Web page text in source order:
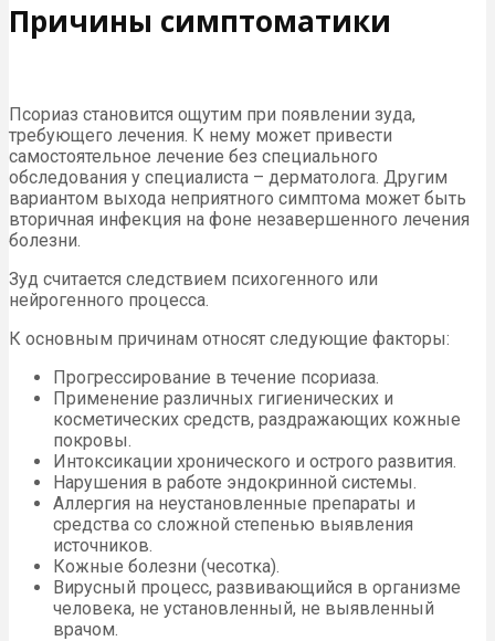
Причины симптоматики
Псориаз становится ощутим при появлении зуда,
требующего лечения. К нему может привести
самостоятельное лечение без специального
обследования у специалиста – дерматолога. Другим
вариантом выхода неприятного симптома может быть
вторичная инфекция на фоне незавершенного лечения
болезни.
Зуд считается следствием психогенного или
нейрогенного процесса.
К основным причинам относят следующие факторы:
Прогрессирование в течение псориаза.
Применение различных гигиенических и
косметических средств, раздражающих кожные
покровы.
Интоксикации хронического и острого развития.
Нарушения в работе эндокринной системы.
Аллергия на неустановленные препараты и
средства со сложной степенью выявления
источников.
Кожные болезни (чесотка).
Вирусный процесс, развивающийся в организме
человека, не установленный, не выявленный
врачом.